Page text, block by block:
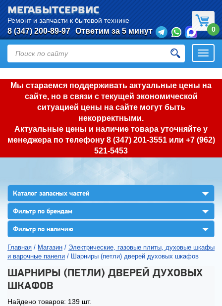
Мы стараемся поддерживать актуальные цены на
сайте, но в связи с текущей экономической
ситуацией цены на сайте могут быть
некорректными.
Актуальные цены и наличие товара уточняйте у
менеджера по телефону 8 (347) 201-3551или +7 (962)
521-5453
МЕГАБЫТСЕРВИС
Ремонт и запчасти к бытовой технике
8 (347) 200-89-97 Ответим за 5 минут 0
Каталог запасных частей ▼
Фильтр по брендам ▼
Фильтр по наличию ▼
Главная / Магазин / Электрические, газовые плиты, духовые шкафы
и варочные панели / Шарниры (петли) дверей духовых шкафов
ШАРНИРЫ (ПЕТЛИ) ДВЕРЕЙ ДУХОВЫХ
ШКАФОВ
Найдено товаров: 139 шт.